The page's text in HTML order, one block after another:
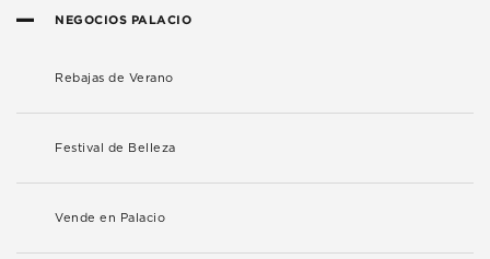
NEGOCIOS PALACIO
Rebajas de Verano
Festival de Belleza
Vende en Palacio